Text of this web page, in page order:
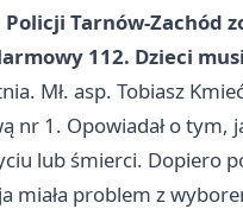
Tarnów-Zachód
112. Dzieci
Mł. asp. Tobiasz
nr 1. Opowiadał o
lub śmierci. Dopiero
miała problem z